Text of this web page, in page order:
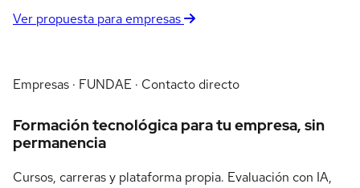
Ver propuesta para empresas
Empresas · FUNDAE · Contacto directo
Formación tecnológica para tu empresa, sin
permanencia
Cursos, carreras y plataforma propia. Evaluación con IA,